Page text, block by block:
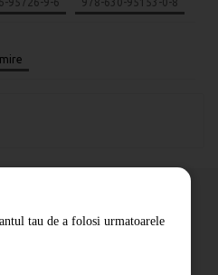
tau de a folosi urmatoarele